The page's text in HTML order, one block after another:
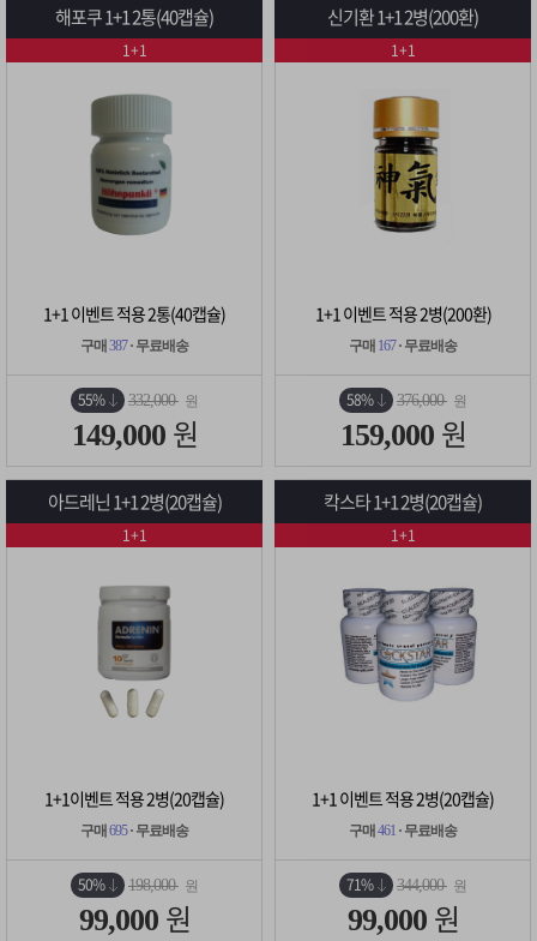
해포쿠 1+1 2통(40캡슐)
1+1 이벤트 적용 2통(40캡슐)
구매 387· 무료배송
55% 332,000 원
149,000 원
1+1
신기환 1+1 2병(200환)
1+1 이벤트 적용 2병(200환)
구매 167· 무료배송
58% 376,000 원
159,000 원
1+1
아드레닌 1+1 2병(20캡슐)
1+1이벤트 적용 2병(20캡슐)
구매 695· 무료배송
50% 198,000 원
99,000 원
1+1
칵스타 1+1 2병(20캡슐)
1+1 이벤트 적용 2병(20캡슐)
구매 461 · 무료배송
71% 344,000 원
99,000 원
1+1